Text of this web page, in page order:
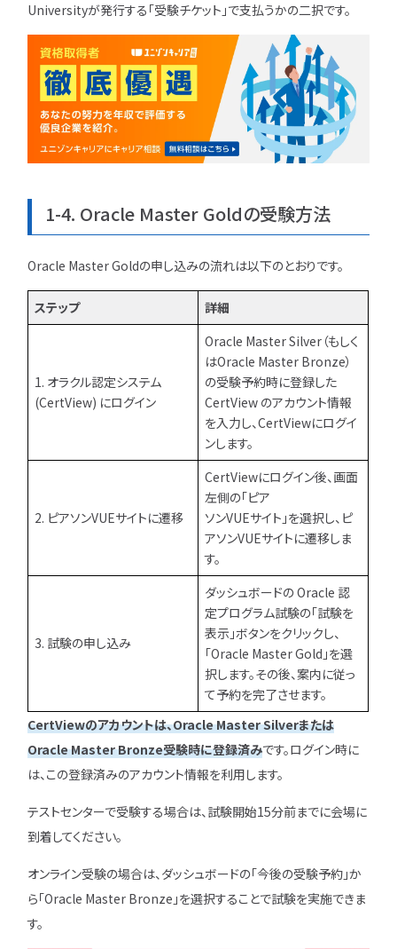
Universityが発行する「受験チケット」で支払うかの二択です。
1-4. Oracle Master Goldの受験方法
Oracle Master Goldの申し込みの流れは以下のとおりです。
ステップ 詳細
1. オラクル認定システム
(CertView) にログイン
Oracle Master Silver（もしく
はOracle Master Bronze）
の受験予約時に登録した
CertView のアカウント情報
を入力し、CertViewにログイ
ンします。
2. ピアソンVUEサイトに遷移
CertViewにログイン後、画面
左側の「ピア
ソンVUEサイト」を選択し、ピ
アソンVUEサイトに遷移しま
す。
3. 試験の申し込み
ダッシュボードの Oracle 認
定プログラム試験の「試験を
表示」ボタンをクリックし、
「Oracle Master Gold」を選
択します。その後、案内に従っ
て予約を完了させます。
CertViewのアカウントは、Oracle Master Silverまたは
Oracle Master Bronze受験時に登録済みです。ログイン時に
は、この登録済みのアカウント情報を利用します。
テストセンターで受験する場合は、試験開始15分前までに会場に
到着してください。
オンライン受験の場合は、ダッシュボードの「今後の受験予約」か
ら「Oracle Master Bronze」を選択することで試験を実施できま
す。